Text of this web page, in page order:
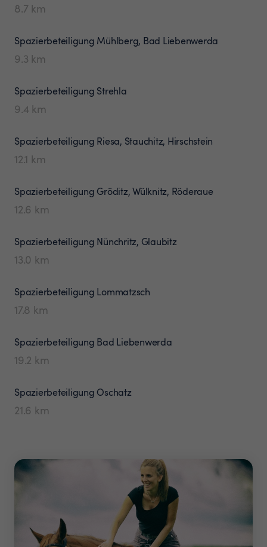
8.7 km
Spazierbeteiligung Mühlberg, Bad Liebenwerda
9.3 km
Spazierbeteiligung Strehla
9.4 km
Spazierbeteiligung Riesa, Stauchitz, Hirschstein
12.1 km
Spazierbeteiligung Gröditz, Wülknitz, Röderaue
12.6 km
Spazierbeteiligung Nünchritz, Glaubitz
13.0 km
Spazierbeteiligung Lommatzsch
17.8 km
Spazierbeteiligung Bad Liebenwerda
19.2 km
Spazierbeteiligung Oschatz
21.6 km